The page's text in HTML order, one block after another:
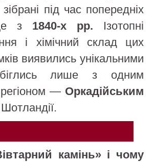
зібрані під час попередніх
з 1840-х рр. Ізотопні
і хімічний склад цих
виявились унікальними
лише з одним
регіоном — Оркадійським
камінь» і чому